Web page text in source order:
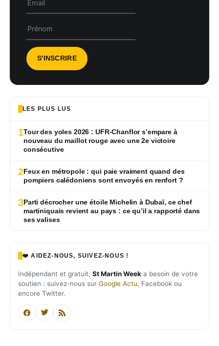
LES PLUS LUS
1Tour des yoles 2026 : UFR-Chanflor s’empare à
nouveau du maillot rouge avec une 2e victoire
consécutive
2Feux en métropole : qui paie vraiment quand des
pompiers calédoniens sont envoyés en renfort ?
3Parti décrocher une étoile Michelin à Dubaï, ce chef
martiniquais revient au pays : ce qu’il a rapporté dans
ses valises
❤️ AIDEZ-NOUS, SUIVEZ-NOUS !
Indépendant et gratuit, St Martin Week a besoin de votre
soutien : suivez-nous sur Google Actu, Facebook ou
encore Twitter.